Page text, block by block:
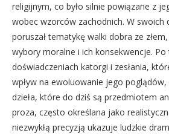
religijnym, co było silnie powiązane z
wobec wzorców zachodnich. W swoich
poruszał tematykę walki dobra ze
wybory moralne i ich konsekwencje. Po
doświadczeniach katorgi i zesłania,
wpływ na ewoluowanie jego
dzieła, które do dziś są przedmiotem
proza, często określana jako
niezwykłą precyzją ukazuje ludzkie